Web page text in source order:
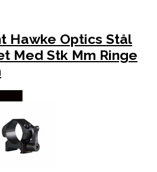
Hawke Optics Stål
Med Stk Mm Ringe